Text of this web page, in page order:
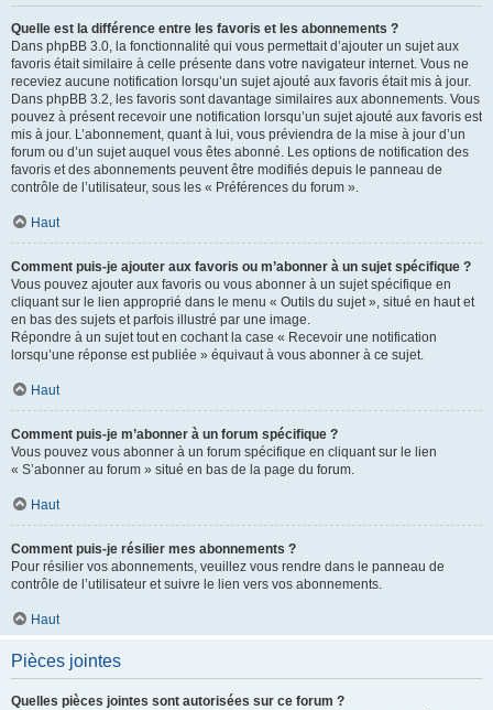
Quelle est la différence entre les favoris et les abonnements ?
Dans phpBB 3.0, la fonctionnalité qui vous permettait d’ajouter un sujet aux
favoris était similaire à celle présente dans votre navigateur internet. Vous ne
receviez aucune notification lorsqu’un sujet ajouté aux favoris était mis à jour.
Dans phpBB 3.2, les favoris sont davantage similaires aux abonnements. Vous
pouvez à présent recevoir une notification lorsqu’un sujet ajouté aux favoris est
mis à jour. L’abonnement, quant à lui, vous préviendra de la mise à jour d’un
forum ou d’un sujet auquel vous êtes abonné. Les options de notification des
favoris et des abonnements peuvent être modifiés depuis le panneau de
contrôle de l’utilisateur, sous les « Préférences du forum ».
Haut
Comment puis-je ajouter aux favoris ou m’abonner à un sujet spécifique ?
Vous pouvez ajouter aux favoris ou vous abonner à un sujet spécifique en
cliquant sur le lien approprié dans le menu « Outils du sujet », situé en haut et
en bas des sujets et parfois illustré par une image.
Répondre à un sujet tout en cochant la case « Recevoir une notification
lorsqu’une réponse est publiée » équivaut à vous abonner à ce sujet.
Haut
Comment puis-je m’abonner à un forum spécifique ?
Vous pouvez vous abonner à un forum spécifique en cliquant sur le lien
« S’abonner au forum » situé en bas de la page du forum.
Haut
Comment puis-je résilier mes abonnements ?
Pour résilier vos abonnements, veuillez vous rendre dans le panneau de
contrôle de l’utilisateur et suivre le lien vers vos abonnements.
Haut
Pièces jointes
Quelles pièces jointes sont autorisées sur ce forum ?